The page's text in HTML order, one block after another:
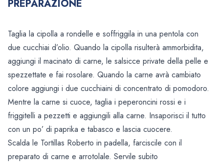
PREPARAZIONE
Taglia la cipolla a rondelle e soffriggila in una pentola con
due cucchiai d’olio. Quando la cipolla risulterà ammorbidita,
aggiungi il macinato di carne, le salsicce private della pelle e
spezzettate e fai rosolare. Quando la carne avrà cambiato
colore aggiungi i due cucchiaini di concentrato di pomodoro.
Mentre la carne si cuoce, taglia i peperoncini rossi e i
friggitelli a pezzetti e aggiungili alla carne. Insaporisci il tutto
con un po’ di paprika e tabasco e lascia cuocere.
Scalda le Tortillas Roberto in padella, farciscile con il
preparato di carne e arrotolale. Servile subito